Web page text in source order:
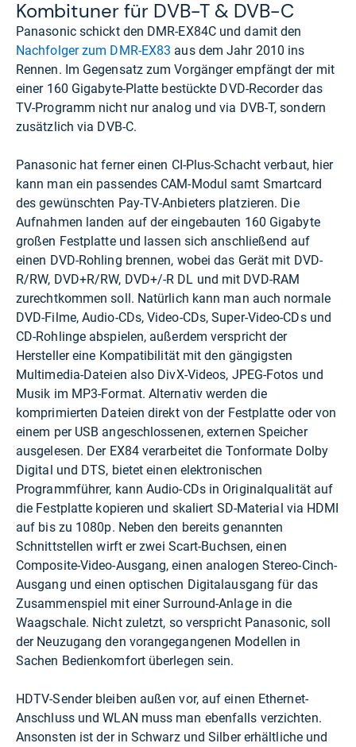
Kom­bi­tu­ner für DVB-​T & DVB-​C
Panasonic schickt den DMR-EX84C und damit den
Nachfolger zum DMR-EX83 aus dem Jahr 2010 ins
Rennen. Im Gegensatz zum Vorgänger empfängt der mit
einer 160 Gigabyte-Platte bestückte DVD-Recorder das
TV-Programm nicht nur analog und via DVB-T, sondern
zusätzlich via DVB-C.
Panasonic hat ferner einen CI-Plus-Schacht verbaut, hier
kann man ein passendes CAM-Modul samt Smartcard
des gewünschten Pay-TV-Anbieters platzieren. Die
Aufnahmen landen auf der eingebauten 160 Gigabyte
großen Festplatte und lassen sich anschließend auf
einen DVD-Rohling brennen, wobei das Gerät mit DVD-
R/RW, DVD+R/RW, DVD+/-R DL und mit DVD-RAM
zurechtkommen soll. Natürlich kann man auch normale
DVD-Filme, Audio-CDs, Video-CDs, Super-Video-CDs und
CD-Rohlinge abspielen, außerdem verspricht der
Hersteller eine Kompatibilität mit den gängigsten
Multimedia-Dateien also DivX-Videos, JPEG-Fotos und
Musik im MP3-Format. Alternativ werden die
komprimierten Dateien direkt von der Festplatte oder von
einem per USB angeschlossenen, externen Speicher
ausgelesen. Der EX84 verarbeitet die Tonformate Dolby
Digital und DTS, bietet einen elektronischen
Programmführer, kann Audio-CDs in Originalqualität auf
die Festplatte kopieren und skaliert SD-Material via HDMI
auf bis zu 1080p. Neben den bereits genannten
Schnittstellen wirft er zwei Scart-Buchsen, einen
Composite-Video-Ausgang, einen analogen Stereo-Cinch-
Ausgang und einen optischen Digitalausgang für das
Zusammenspiel mit einer Surround-Anlage in die
Waagschale. Nicht zuletzt, so verspricht Panasonic, soll
der Neuzugang den vorangegangenen Modellen in
Sachen Bedienkomfort überlegen sein.
HDTV-Sender bleiben außen vor, auf einen Ethernet-
Anschluss und WLAN muss man ebenfalls verzichten.
Ansonsten ist der in Schwarz und Silber erhältliche und